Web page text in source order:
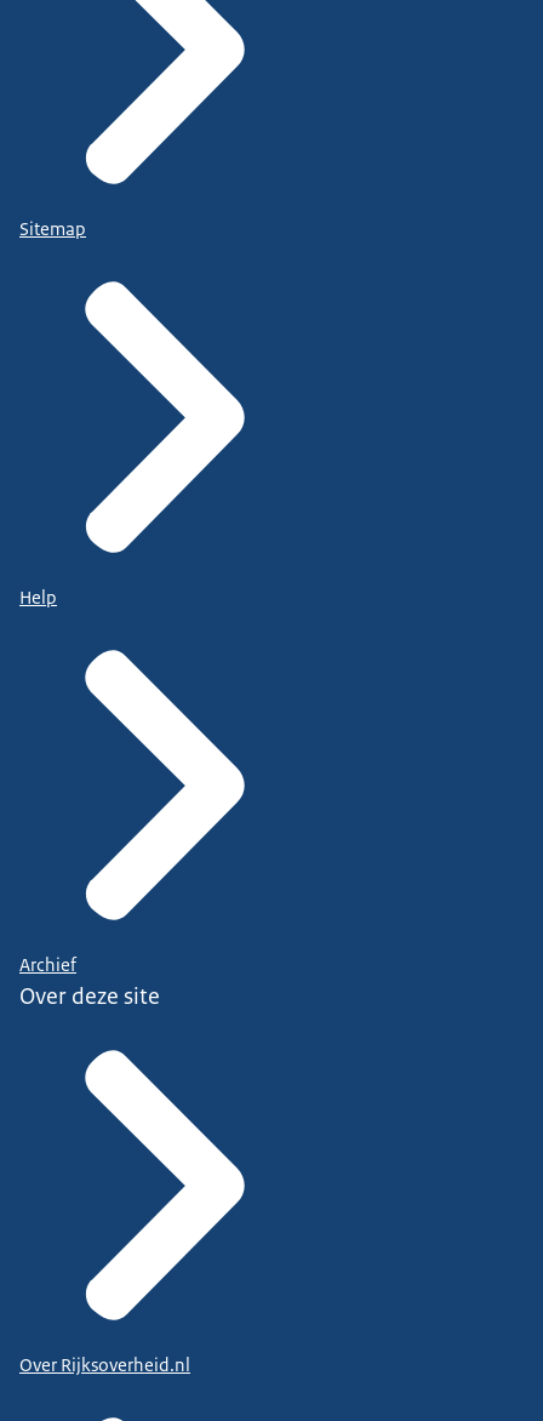
Sitemap
Help
Archief
Over deze site
Over Rijksoverheid.nl